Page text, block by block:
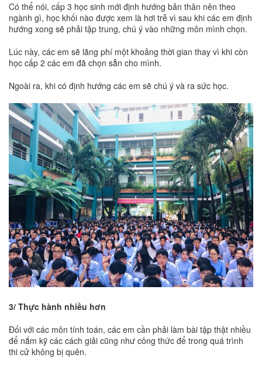
Có thể nói, cấp 3 học sinh mới định hướng bản thân nên theo
ngành gì, học khối nào được xem là hơi trễ vì sau khi các em định
hướng xong sẽ phải tập trung, chú ý vào những môn mình chọn.
Lúc này, các em sẽ lãng phí một khoảng thời gian thay vì khi còn
học cấp 2 các em đã chọn sẵn cho mình.
Ngoài ra, khi có định hướng các em sẽ chú ý và ra sức học.
3/ Thực hành nhiều hơn
Đối với các môn tính toán, các em cần phải làm bài tập thật nhiều
để nắm kỹ các cách giải cũng như công thức để trong quá trình
thi cử không bị quên.